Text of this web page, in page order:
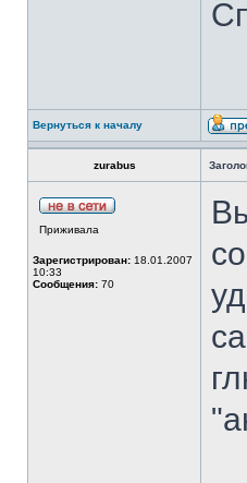
Вернуться к началу
zurabus
Приживала
Зарегистрирован: 18.01.2007
10:33
Сообщения: 70